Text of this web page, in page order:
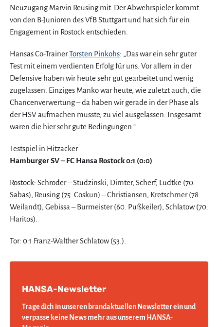
Neuzugang Marvin Reusing mit. Der Abwehrspieler kommt
von den B-Junioren des VfB Stuttgart und hat sich für ein
Engagement in Rostock entschieden.
Hansas Co-TrainerTorsten Pinkohs: „Das war ein sehr guter
Test mit einem verdienten Erfolg für uns. Vor allem in der
Defensive haben wir heute sehr gut gearbeitet und wenig
zugelassen. Einziges Manko war heute, wie zuletzt auch, die
Chancenverwertung – da haben wir gerade in der Phase als
der HSV aufmachen musste, zu viel ausgelassen. Insgesamt
waren die hier sehr gute Bedingungen.“
Testspiel in Hitzacker
Hamburger SV – FC Hansa Rostock 0:1 (0:0)
Rostock: Schröder – Studzinski, Dimter, Scherf, Lüdtke (70.
Sabas), Reusing (75. Coskun) – Christiansen, Kretschmer (78.
Weilandt), Gebissa – Burmeister (60. Pußkeiler), Schlatow (70.
Haritos).
Tor: 0:1 Franz-Walther Schlatow (53.).
HANSA-Newsletter
Trage dich in unseren brandaktuellen Newsletter ein und
verpasse keine News mehr aus unserem HANSA-